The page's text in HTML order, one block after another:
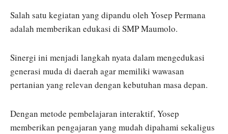
Salah satu kegiatan yang dipandu oleh Yosep Permana
adalah memberikan edukasi di SMP Maumolo.
Sinergi ini menjadi langkah nyata dalam mengedukasi
generasi muda di daerah agar memiliki wawasan
pertanian yang relevan dengan kebutuhan masa depan.
Dengan metode pembelajaran interaktif, Yosep
memberikan pengajaran yang mudah dipahami sekaligus